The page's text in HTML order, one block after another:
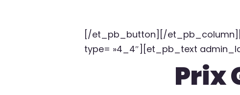
[/et_pb_button][/
type= »4_4″][et_pb_text
Prix